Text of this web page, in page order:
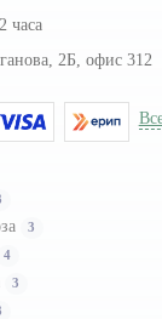
часа
2Б, офис 312
3
4
3